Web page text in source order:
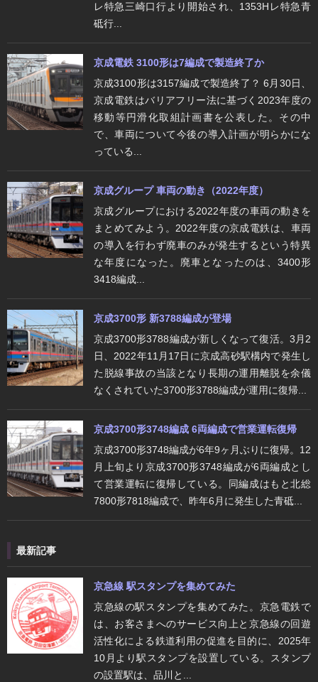
レ特急三崎口行より開始され、1353Hレ特急青
砥行...
京成電鉄 3100形は7編成で製造終了か
京成3100形は3157編成で製造終了？ 6月30日、
京成電鉄はバリアフリー法に基づく2023年度の
移動等円滑化取組計画書を公表した。その中
で、車両について今後の導入計画が明らかにな
っている...
京成グループ 車両の動き（2022年度）
京成グループにおける2022年度の車両の動きを
まとめてみよう。2022年度の京成電鉄は、車両
の導入を行わず廃車のみが発生するという特異
な年度になった。廃車となったのは、3400形
3418編成...
京成3700形 新3788編成が登場
京成3700形3788編成が新しくなって復活。3月2
日、2022年11月17日に京成高砂駅構内で発生し
た脱線事故の当該となり長期の運用離脱を余儀
なくされていた3700形3788編成が運用に復帰...
京成3700形3748編成 6両編成で営業運転復帰
京成3700形3748編成が6年9ヶ月ぶりに復帰。12
月上旬より京成3700形3748編成が6両編成とし
て営業運転に復帰している。同編成はもと北総
7800形7818編成で、昨年6月に発生した青砥...
最新記事
京急線 駅スタンプを集めてみた
京急線の駅スタンプを集めてみた。京急電鉄で
は、お客さまへのサービス向上と京急線の回遊
活性化による鉄道利用の促進を目的に、2025年
10月より駅スタンプを設置している。スタンプ
の設置駅は、品川と...